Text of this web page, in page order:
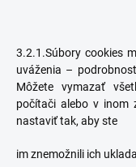
3.2.1.Súbory cookies
uváženia –
Môžete vymazať
počítači alebo v inom
nastaviť tak, aby ste
im znemožnili ich